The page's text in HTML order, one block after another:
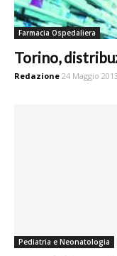
Farmacia Ospedaliera
Torino,
Redazione 24 Maggio 2013
Pediatria e Neonatologia